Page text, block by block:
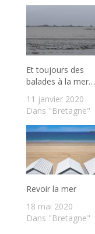
Et toujours des
balades à la mer…
11 janvier 2020
Dans "Bretagne"
Revoir la mer
18 mai 2020
Dans "Bretagne"